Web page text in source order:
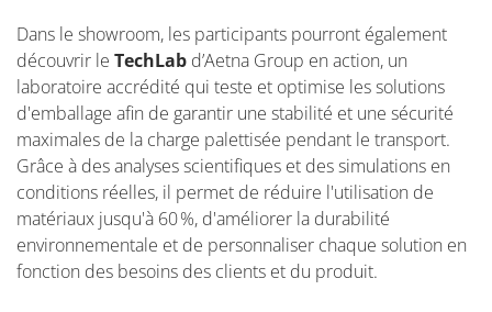
Dans le showroom, les participants pourront également
découvrir le TechLab d’Aetna Group en action, un
laboratoire accrédité qui teste et optimise les solutions
d'emballage afin de garantir une stabilité et une sécurité
maximales de la charge palettisée pendant le transport.
Grâce à des analyses scientifiques et des simulations en
conditions réelles, il permet de réduire l'utilisation de
matériaux jusqu'à 60 %, d'améliorer la durabilité
environnementale et de personnaliser chaque solution en
fonction des besoins des clients et du produit.